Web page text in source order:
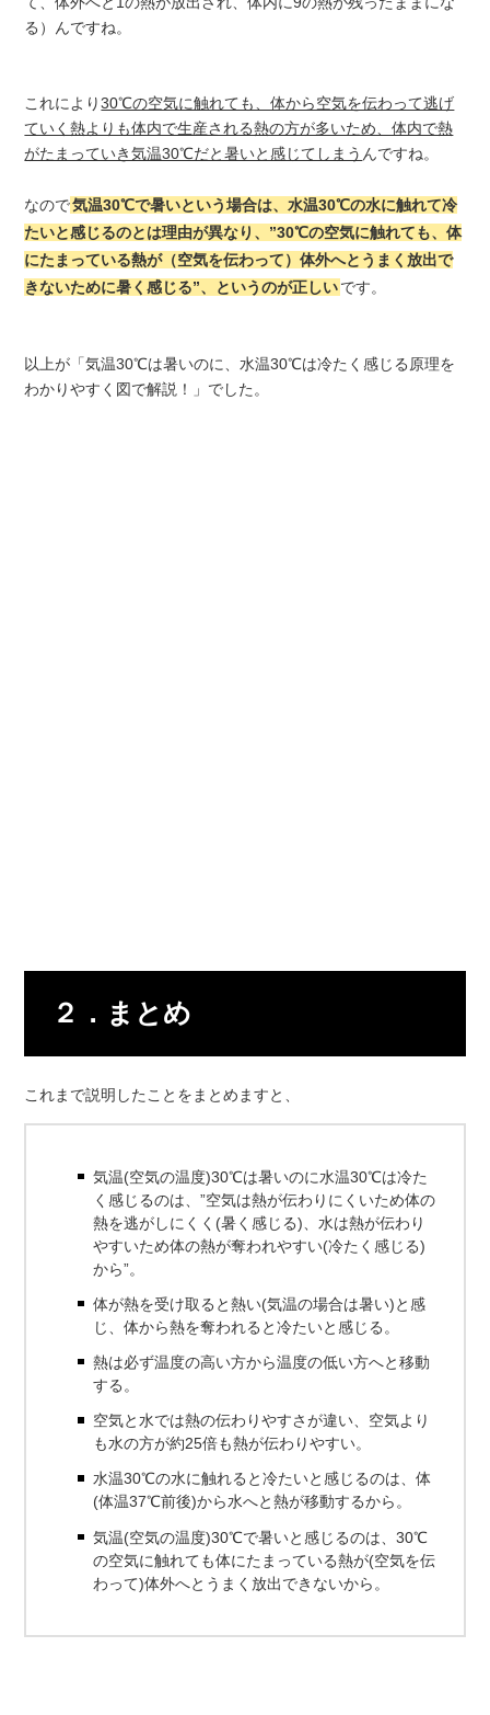
る）んですね。
これにより30℃の空気に触れても、体から空気を伝わって逃げ
ていく熱よりも体内で生産される熱の方が多いため、体内で熱
がたまっていき気温30℃だと暑いと感じてしまう んですね。
なので気温30℃で暑いという場合は、水温30℃の水に触れて冷
たいと感じるのとは理由が異なり、”30℃の空気に触れても、体
にたまっている熱が（空気を伝わって）体外へとうまく放出で
きないために暑く感じる”、というのが正しいです。
以上が「気温30℃は暑いのに、水温30℃は冷たく感じる原理を
わかりやすく図で解説！」でした。
２．まとめ
これまで説明したことをまとめますと、
気温(空気の温度)30℃は暑いのに水温30℃は冷た
く感じるのは、”空気は熱が伝わりにくいため体の
熱を逃がしにくく(暑く感じる)、水は熱が伝わり
やすいため体の熱が奪われやすい(冷たく感じる)
から”。
体が熱を受け取ると熱い(気温の場合は暑い)と感
じ、体から熱を奪われると冷たいと感じる。
熱は必ず温度の高い方から温度の低い方へと移動
する。
空気と水では熱の伝わりやすさが違い、空気より
も水の方が約25倍も熱が伝わりやすい。
水温30℃の水に触れると冷たいと感じるのは、体
(体温37℃前後)から水へと熱が移動するから。
気温(空気の温度)30℃で暑いと感じるのは、30℃
の空気に触れても体にたまっている熱が(空気を伝
わって)体外へとうまく放出できないから。